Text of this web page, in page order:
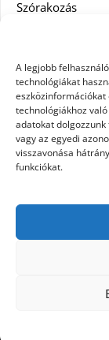
A legjobb
technológiákat
eszközinformációkat
technológiákhoz
adatokat
vagy az egyedi
visszavonása
funkciókat.
Szórakozás
Vásárlás
Víztisztítás
Webáruház
hátfájás kezelése